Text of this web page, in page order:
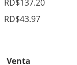
RD$137.20
RD$43.97
Venta